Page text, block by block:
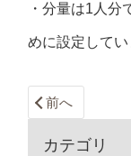
・分量は1人分
めに設定してい
前へ
カテゴリ